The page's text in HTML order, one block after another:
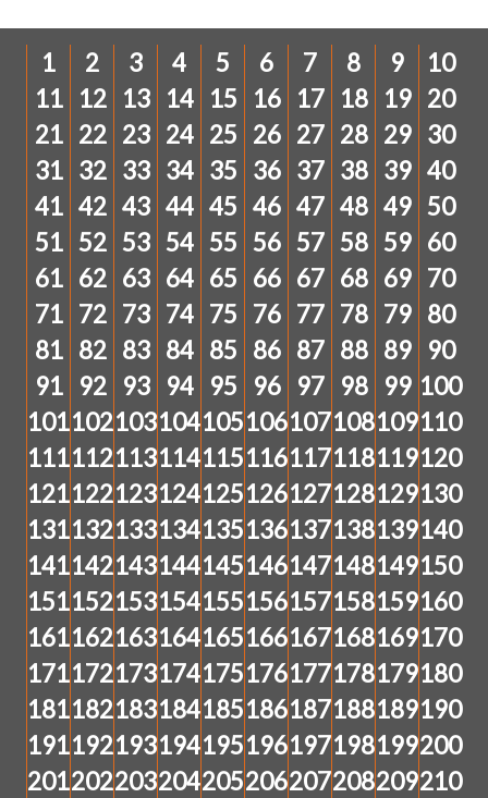
1 2 3 4 5 6 7 8 9
10
11
12 13 14 15 16 17 18 19 20
21 22 23 24 25 26 27 28 29 30
31 32 33 34 35 36 37 38 39 40
41 42 43 44 45 46 47 48 49 50
51 52 53 54 55 56 57 58 59 60
61 62 63 64 65 66 67 68 69 70
71 72 73 74 75 76 77 78 79 80
81 82 83 84 85 86 87 88 89
90
91
92 93 94 95 96 97 98 99 100
101102103104105106107108109110
111112113114115116117118119120
121122123124125126127128129130
131132133134135136137138139140
141142143144145146147148149150
151152153154155156157158159160
161162163164165166167168169170
171172173174175176177178179180
181182183184185186187188189190
191192193194195196197198199200
201202203204205206207208209210